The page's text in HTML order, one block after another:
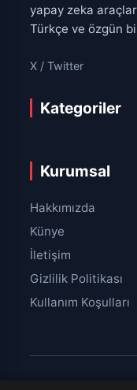
yapay zeka
Türkçe ve özgün
X / Twitter
Kategoriler
Kurumsal
Hakkımızda
Künye
İletişim
Gizlilik Politikası
Kullanım Koşulları